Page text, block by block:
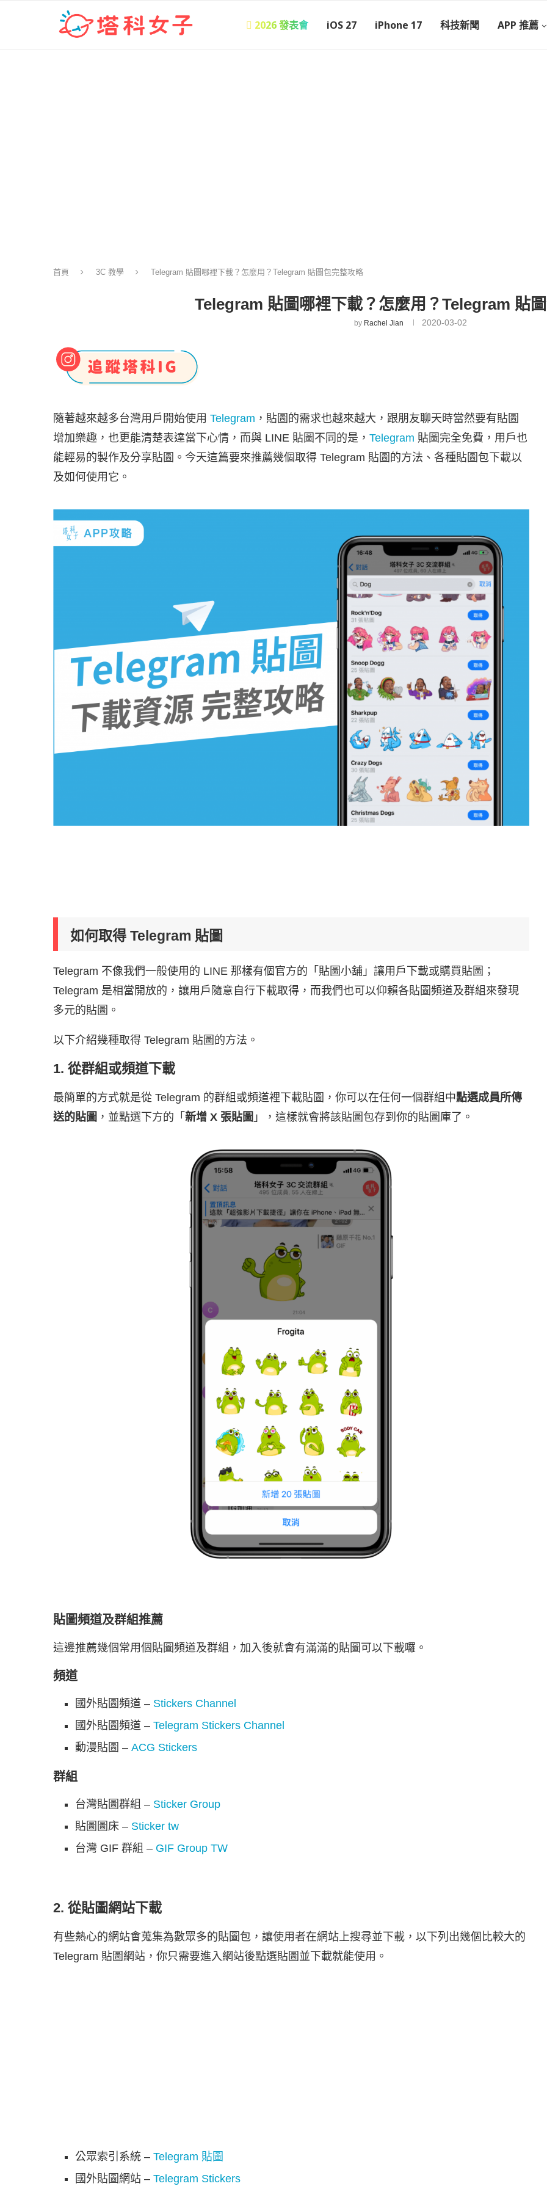
 2026 發表會 iOS 27 iPhone 17 科技新聞 APP 推薦
首頁 3C 教學 Telegram 貼圖哪裡下載？怎麼用？Telegram 貼圖包完整攻略
Telegram 貼圖哪裡下載？怎麼用？Telegram 貼
by Rachel Jian 2020-03-02
隨著越來越多台灣用戶開始使用 Telegram ，貼圖的需求也越來越大，跟朋友聊天時當然要有貼圖
增加樂趣，也更能清楚表達當下心情，而與 LINE 貼圖不同的是， Telegram 貼圖完全免費，用戶也
能輕易的製作及分享貼圖。今天這篇要來推薦幾個取得 Telegram 貼圖的方法、各種貼圖包下載以
及如何使用它。
如何取得 Telegram 貼圖
Telegram 不像我們一般使用的 LINE 那樣有個官方的「貼圖小舖」讓用戶下載或購買貼圖；
Telegram 是相當開放的，讓用戶隨意自行下載取得，而我們也可以仰賴各貼圖頻道及群組來發現
多元的貼圖。
以下介紹幾種取得 Telegram 貼圖的方法。
1. 從群組或頻道下載
最簡單的方式就是從 Telegram 的群組或頻道裡下載貼圖，你可以在任何一個群組中點選成員所傳
送的貼圖 ，並點選下方的「 新增 X 張貼圖 」，這樣就會將該貼圖包存到你的貼圖庫了。
貼圖頻道及群組推薦
這邊推薦幾個常用個貼圖頻道及群組，加入後就會有滿滿的貼圖可以下載囉。
頻道
國外貼圖頻道 – Stickers Channel
國外貼圖頻道 – Telegram Stickers Channel
動漫貼圖 – ACG Stickers
群組
台灣貼圖群組 – Sticker Group
貼圖圖床 – Sticker tw
台灣 GIF 群組 – GIF Group TW
2. 從貼圖網站下載
有些熱心的網站會蒐集為數眾多的貼圖包，讓使用者在網站上搜尋並下載，以下列出幾個比較大的
Telegram 貼圖網站，你只需要進入網站後點選貼圖並下載就能使用。
公眾索引系統 – Telegram 貼圖
國外貼圖網站 – Telegram Stickers